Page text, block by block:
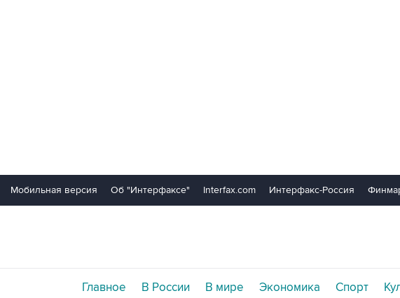
Мобильная версия Об "Интерфаксе" Interfax.com Интерфакс-Россия
Главное В России В мире Экономика Спорт